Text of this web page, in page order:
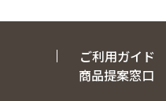
ご利用ガイド
商品提案窓口